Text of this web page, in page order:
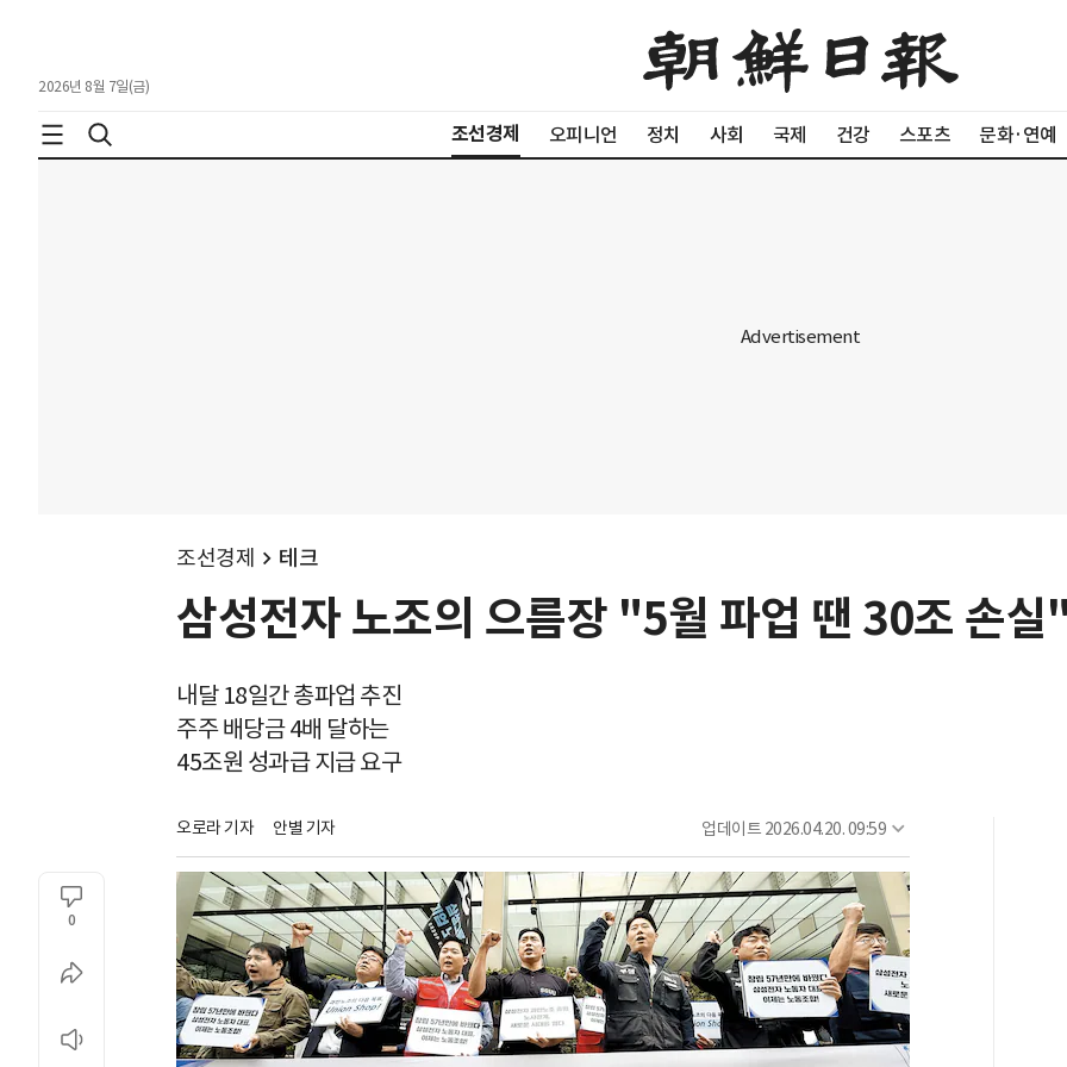
2026년 8월 7일(금)
조선경제 오피니언 정치 사회 국제 건강 스포츠 문화·연예
조선경제 테크
삼성전자 노조의 으름장 "5월 파업 땐 30조 손
내달 18일간 총파업 추진
주주 배당금 4배 달하는
45조원 성과급 지급 요구
오로라 기자 안별 기자 업데이트 2026.04.20. 09:59
0